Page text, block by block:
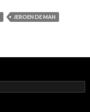
JEROEN DE MAN